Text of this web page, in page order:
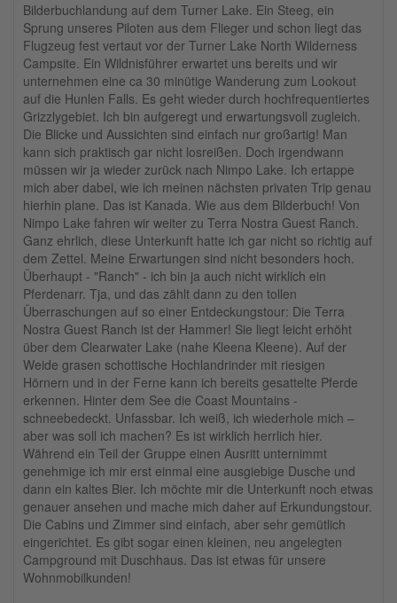
Bilderbuchlandung auf dem Turner Lake. Ein Steeg, ein
Sprung unseres Piloten aus dem Flieger und schon liegt das
Flugzeug fest vertaut vor der Turner Lake North Wilderness
Campsite. Ein Wildnisführer erwartet uns bereits und wir
unternehmen eine ca 30 minütige Wanderung zum Lookout
auf die Hunlen Falls. Es geht wieder durch hochfrequentiertes
Grizzlygebiet. Ich bin aufgeregt und erwartungsvoll zugleich.
Die Blicke und Aussichten sind einfach nur großartig! Man
kann sich praktisch gar nicht losreißen. Doch irgendwann
müssen wir ja wieder zurück nach Nimpo Lake. Ich ertappe
mich aber dabei, wie ich meinen nächsten privaten Trip genau
hierhin plane. Das ist Kanada. Wie aus dem Bilderbuch! Von
Nimpo Lake fahren wir weiter zu Terra Nostra Guest Ranch.
Ganz ehrlich, diese Unterkunft hatte ich gar nicht so richtig auf
dem Zettel. Meine Erwartungen sind nicht besonders hoch.
Überhaupt - "Ranch" - ich bin ja auch nicht wirklich ein
Pferdenarr. Tja, und das zählt dann zu den tollen
Überraschungen auf so einer Entdeckungstour: Die Terra
Nostra Guest Ranch ist der Hammer! Sie liegt leicht erhöht
über dem Clearwater Lake (nahe Kleena Kleene). Auf der
Weide grasen schottische Hochlandrinder mit riesigen
Hörnern und in der Ferne kann ich bereits gesattelte Pferde
erkennen. Hinter dem See die Coast Mountains -
schneebedeckt. Unfassbar. Ich weiß, ich wiederhole mich –
aber was soll ich machen? Es ist wirklich herrlich hier.
Während ein Teil der Gruppe einen Ausritt unternimmt
genehmige ich mir erst einmal eine ausgiebige Dusche und
dann ein kaltes Bier. Ich möchte mir die Unterkunft noch etwas
genauer ansehen und mache mich daher auf Erkundungstour.
Die Cabins und Zimmer sind einfach, aber sehr gemütlich
eingerichtet. Es gibt sogar einen kleinen, neu angelegten
Campground mit Duschhaus. Das ist etwas für unsere
Wohnmobilkunden!